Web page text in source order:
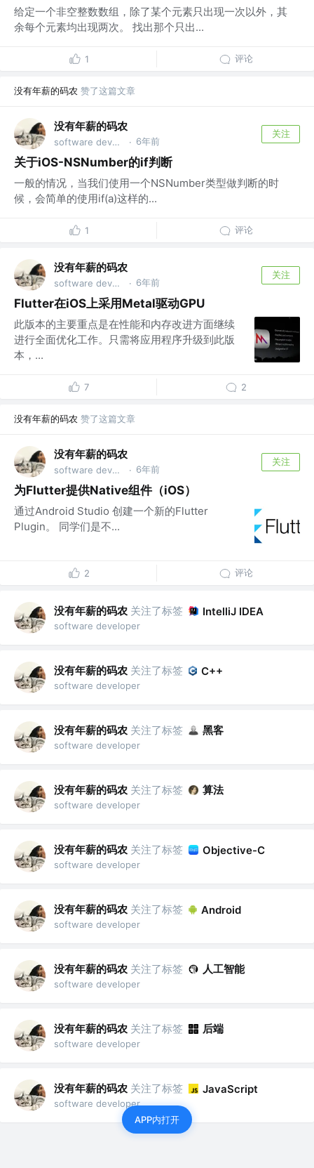
给定一个非空整数数组，除了某个元素只出现一次以外，其
余每个元素均出现两次。 找出那个只出...
1 评论
没有年薪的码农 赞了这篇文章
没有年薪的码农
software developer · 6年前
关注
关于iOS-NSNumber的if判断
一般的情况，当我们使用一个NSNumber类型做判断的时
候，会简单的使用if(a)这样的...
1 评论
没有年薪的码农
software developer · 6年前
关注
Flutter在iOS上采用Metal驱动GPU
此版本的主要重点是在性能和内存改进方面继续
进行全面优化工作。只需将应用程序升级到此版
本，...
7 2
没有年薪的码农 赞了这篇文章
没有年薪的码农
software developer · 6年前
关注
为Flutter提供Native组件（iOS）
通过Android Studio 创建一个新的Flutter
Plugin。 同学们是不...
2 评论
没有年薪的码农 关注了标签 IntelliJ IDEA
software developer
没有年薪的码农 关注了标签 C++
software developer
没有年薪的码农 关注了标签 黑客
software developer
没有年薪的码农 关注了标签 算法
software developer
没有年薪的码农 关注了标签 Objective-C
software developer
没有年薪的码农 关注了标签 Android
software developer
没有年薪的码农 关注了标签 人工智能
software developer
没有年薪的码农 关注了标签 后端
software developer
没有年薪的码农 关注了标签 JavaScript
software developer
APP内打开